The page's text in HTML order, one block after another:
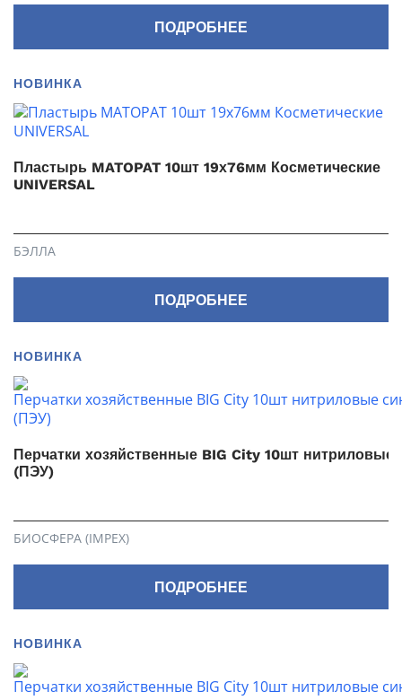
ПОДРОБНЕЕ
НОВИНКА
Пластырь MATOPAT 10шт 19х76мм Косметические
UNIVERSAL
БЭЛЛА
ПОДРОБНЕЕ
НОВИНКА
Перчатки хозяйственные BIG City 10шт нитриловые
(ПЭУ)
БИОСФЕРА (IMPEX)
ПОДРОБНЕЕ
НОВИНКА